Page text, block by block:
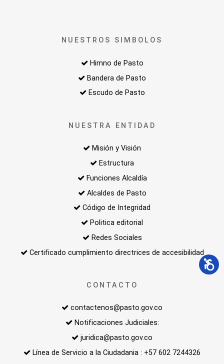
NUESTROS SIMBOLOS
Himno de Pasto
Bandera de Pasto
Escudo de Pasto
NUESTRA ENTIDAD
Misión y Visión
Estructura
Funciones Alcaldía
Alcaldes de Pasto
Código de Integridad
Politica editorial
Redes Sociales
Certificado cumplimiento directrices de accesibilidad
CONTACTO
contactenos@pasto.gov.co
Notificaciones Judiciales:
juridica@pasto.gov.co
Línea de Servicio a la Ciudadania : +57 602 7244326